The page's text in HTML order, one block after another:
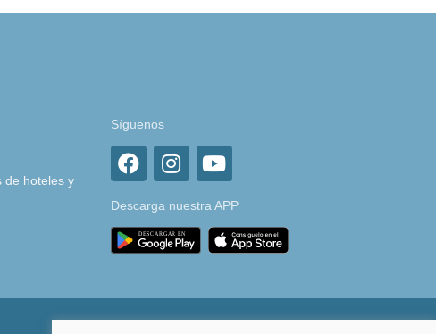
de hoteles y
Síguenos
Descarga nuestra APP